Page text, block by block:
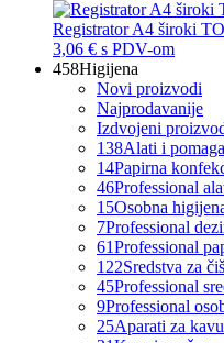
Registrator A4 široki
3,06 € s PDV-om
458Higijena
Novi proizvodi
Najprodavanije
Izdvojeni
138Alati i
14Papirna
46Professional
15Osobna
7Professional
61Professional
122Sredstva za
45Professional
9Professional
25Aparati za kavu